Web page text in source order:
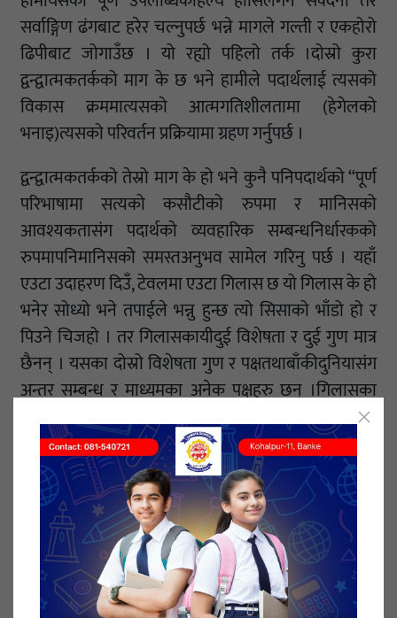
सर्वाङ्गिण ढंगबाट हरेर चल्नुपर्छ भन्ने मागले गल्ती र एकहोरो
ढिपीबाट जोगाउँछ । यो रह्यो पहिलो तर्क ।दोस्रो कुरा
द्वन्द्वात्मकतर्कको माग के छ भने हामीले पदार्थलाई त्यसको
विकास क्रममात्यसको आत्मगतिशीलतामा (हेगेलको
भनाइ)त्यसको परिवर्तन प्रक्रियामा ग्रहण गर्नुपर्छ ।
द्वन्द्वात्मकतर्कको तेस्रो माग के हो भने कुनै पनिपदार्थको “पूर्ण
परिभाषामा सत्यको कसौटीको रुपमा र मानिसको
आवश्यकतासंग पदार्थको व्यवहारिक सम्बन्धनिर्धारकको
रुपमापनिमानिसको समस्तअनुभव सामेल गरिनु पर्छ । यहाँ
एउटा उदाहरण दिउँ, टेवलमा एउटा गिलास छ यो गिलास के हो
भनेर सोध्यो भने तपाईले भन्नु हुन्छ त्यो सिसाको भाँडो हो र
पिउने चिजहो । तर गिलासकायीदुई विशेषता र दुई गुण मात्र
छैनन् । यसका दोस्रो विशेषता गुण र पक्षतथाबाँकीदुनियासंग
अन्तर सम्बन्ध र माध्यमका अनेक पक्षहरु छन् ।गिलासका
सम्बन्धमा यो कुरा तत्काल स्पष्ट हुँदैन । तर गिलास अपरिवर्तित
छैन ।
खासगरी त्यसको प्रयोजन, त्यसको उपयोग र अगाडि जाने
क्रममात्यसका सम्बन्धहरु मानिसकाआवश्यकताअनुसार
बदली रहन्छ । द्वन्द्वात्मकतर्कको चौथो कुरा के हो भने सत्य
अमूर्त हुँदैन यो सदा मूर्त हुन्छ । यो भएदार्शनिक ज्ञानका
विधिहरु जसलाई संक्षिप्तमाभन्दा यसरी राख्न सकिन्छ ।